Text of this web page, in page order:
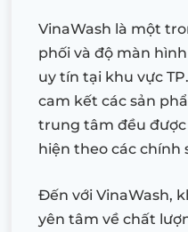
VinaWash là một
phối và độ màn
uy tín tại khu vực
cam kết các sản
trung tâm đều
hiện theo các chính
Đến với VinaWash,
yên tâm về chất